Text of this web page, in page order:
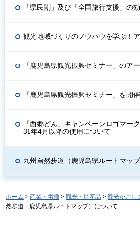
「県民割」及び「全国旅行支援」の
観光地域づくりのノウハウを学ぶ！
「鹿児島県観光振興セミナー」のア
「鹿児島県観光振興セミナー」を開
「西郷どん」キャンペーンロゴマー
31年4月以降の使用について
九州自然歩道（鹿児島県ルートマッ
ホーム > 産業・労働 > 観光・特産品 > 観光かごし
然歩道（鹿児島県ルートマップ）について